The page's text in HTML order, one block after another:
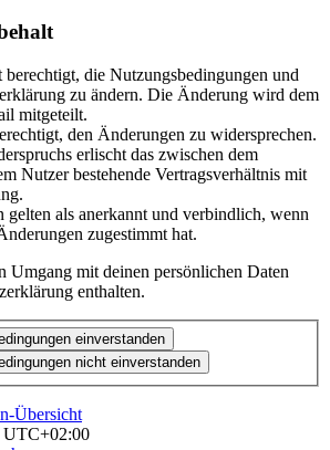
die Nutzungsbedingungen und
zu ändern. Die Änderung wird dem
mitgeteilt.
den Änderungen zu widersprechen.
erlischt das zwischen dem
Nutzer bestehende Vertragsverhältnis mit
gelten als anerkannt und verbindlich, wenn
zugestimmt hat.
Umgang mit deinen persönlichen Daten
enthalten.
Übersicht
UTC+02:00